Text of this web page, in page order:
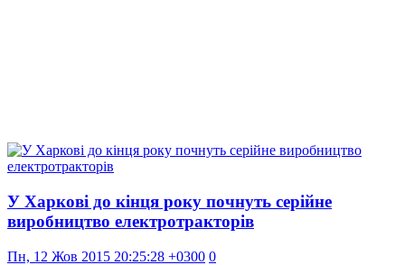
У Харкові до кінця року почнуть серійне
виробництво електротракторів
Пн, 12 Жов 2015 20:25:28 +0300 0